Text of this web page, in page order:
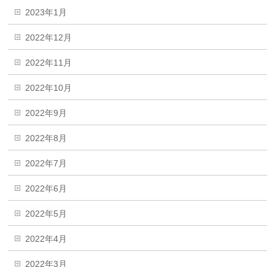
2023年1月
2022年12月
2022年11月
2022年10月
2022年9月
2022年8月
2022年7月
2022年6月
2022年5月
2022年4月
2022年3月